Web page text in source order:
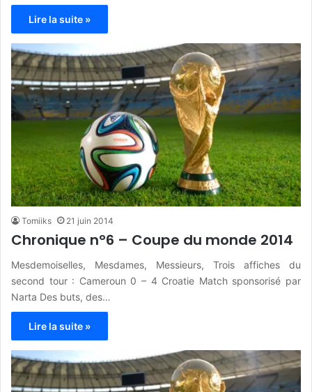
Lire la suite »
Tomiiks 21 juin 2014
Chronique n°6 – Coupe du monde 2014
Mesdemoiselles, Mesdames, Messieurs, Trois affiches du
second tour : Cameroun 0 – 4 Croatie Match sponsorisé par
Narta Des buts, des…
Lire la suite »